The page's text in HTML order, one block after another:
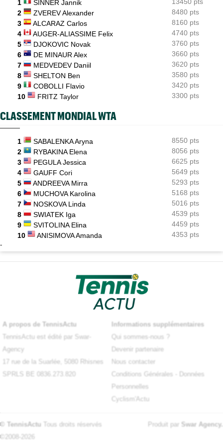
poules
15:33
WTA - Toronto
Coco Gauff : "Je soutiens la communauté trans, mais..."
1 SINNER Jannik
2
ZVEREV Alexander
8480 pts
3
ALCARAZ Carlos
8160 pts
4
AUGER-ALIASSIME Felix
4740 pts
5
DJOKOVIC Novak
3760 pts
6
DE MINAUR Alex
3660 pts
7
MEDVEDEV Daniil
3620 pts
8
SHELTON Ben
3580 pts
9
COBOLLI Flavio
3420 pts
10
FRITZ Taylor 3300 pts
CLASSEMENT MONDIAL WTA
1 SABALENKA Aryna
8550 pts
2
RYBAKINA Elena
8056 pts
3
PEGULA Jessica
6625 pts
4
GAUFF Cori
5649 pts
5
ANDREEVA Mirra
5293 pts
6
MUCHOVA Karolina
5168 pts
7
NOSKOVA Linda
5016 pts
8
SWIATEK Iga
4539 pts
9
SVITOLINA Elina
4459 pts
10
ANISIMOVA Amanda 4353 pts
-
A propos de TennisActu
TennisActu est édité par Swar-
Agency
17 rue de la Suarlée, 5080 Rhisnes
SPRLS BE 0836.273.820
Informations supplémentaires
Qui sommes-nous ?
Devenir partenaire
Nous contacter
Conditions Générales
Données
Personnelles
Cyclism'Actu
© TennisActu Tous droits réservés
©2008-2026
Produit par Swar Agency.